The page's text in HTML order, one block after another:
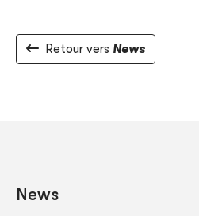
Retour vers News
News